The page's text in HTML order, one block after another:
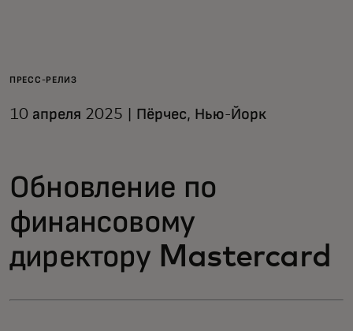
Для бизнеса
Для новаторов
Новости и тренды
ПРЕСС-РЕЛИЗ
10 апреля 2025 | Пёрчес, Нью-Йорк
Обновление по
финансовому
директору Mastercard